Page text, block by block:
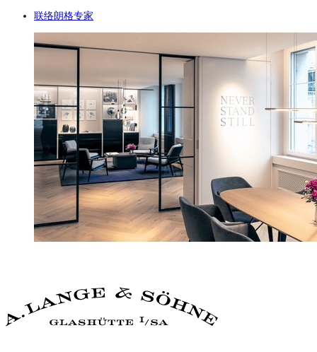
联络朗格专家